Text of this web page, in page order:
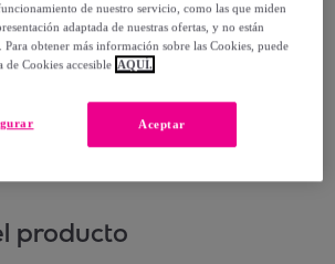
14/08y el17/08
producto
de nuestro servicio, como las que miden
adaptada de nuestras ofertas, y no están
Para obtener más información sobre las Cookies, puede
de Cookies accesible AQUÍ.
Aceptar